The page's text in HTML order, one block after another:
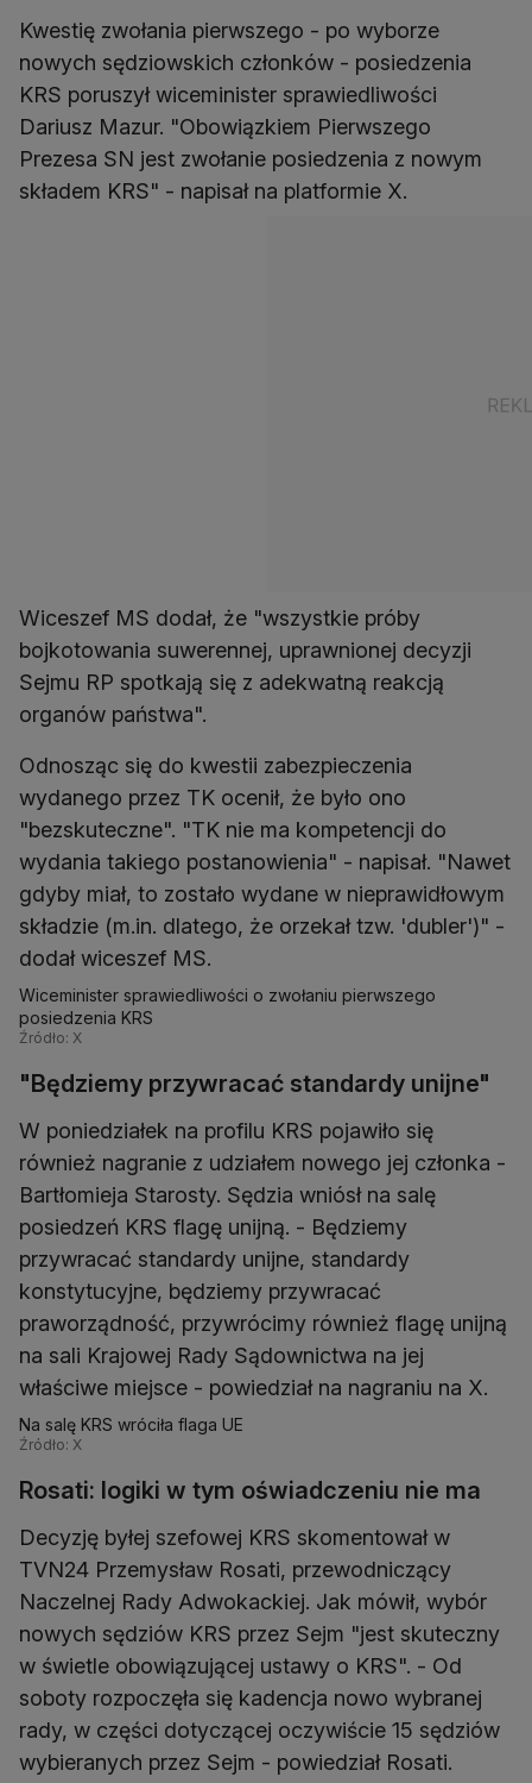
Kwestię zwołania pierwszego - po wyborze
nowych sędziowskich członków - posiedzenia
KRS poruszył wiceminister sprawiedliwości
Dariusz Mazur. "Obowiązkiem Pierwszego
Prezesa SN jest zwołanie posiedzenia z nowym
składem KRS" - napisał na platformie X.
Wiceszef MS dodał, że "wszystkie próby
bojkotowania suwerennej, uprawnionej decyzji
Sejmu RP spotkają się z adekwatną reakcją
organów państwa".
Odnosząc się do kwestii zabezpieczenia
wydanego przez TK ocenił, że było ono
"bezskuteczne". "TK nie ma kompetencji do
wydania takiego postanowienia" - napisał. "Nawet
gdyby miał, to zostało wydane w nieprawidłowym
składzie (m.in. dlatego, że orzekał tzw. 'dubler')" -
dodał wiceszef MS.
Wiceminister sprawiedliwości o zwołaniu pierwszego
posiedzenia KRS
Źródło: X
"Będziemy przywracać standardy unijne"
W poniedziałek na profilu KRS pojawiło się
również nagranie z udziałem nowego jej członka -
Bartłomieja Starosty. Sędzia wniósł na salę
posiedzeń KRS flagę unijną. - Będziemy
przywracać standardy unijne, standardy
konstytucyjne, będziemy przywracać
praworządność, przywrócimy również flagę unijną
na sali Krajowej Rady Sądownictwa na jej
właściwe miejsce - powiedział na nagraniu na X.
Na salę KRS wróciła flaga UE
Źródło: X
Rosati: logiki w tym oświadczeniu nie ma
Decyzję byłej szefowej KRS skomentował w
TVN24 Przemysław Rosati, przewodniczący
Naczelnej Rady Adwokackiej. Jak mówił, wybór
nowych sędziów KRS przez Sejm "jest skuteczny
w świetle obowiązującej ustawy o KRS". - Od
soboty rozpoczęła się kadencja nowo wybranej
rady, w części dotyczącej oczywiście 15 sędziów
wybieranych przez Sejm - powiedział Rosati.